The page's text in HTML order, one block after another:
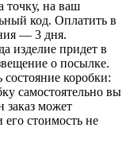
точку, на ваш
код. Оплатить в
— 3 дня.
изделие придет в
о посылке.
коробки:
самостоятельно вы
заказ может
стоимость не